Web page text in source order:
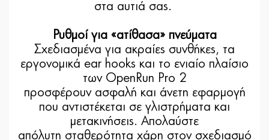
στα αυτιά σας.
Ρυθμοί για «ατίθασα» πνεύματα
Σχεδιασμένα για ακραίες συνθήκες, τα
εργονομικά ear hooks και το ενιαίο πλαίσιο
των OpenRun Pro 2
προσφέρουν ασφαλή και άνετη εφαρμογή
που αντιστέκεται σε γλιστρήματα και
μετακινήσεις. Απολαύστε
απόλυτη σταθερότητα χάρη στον σχεδιασμό